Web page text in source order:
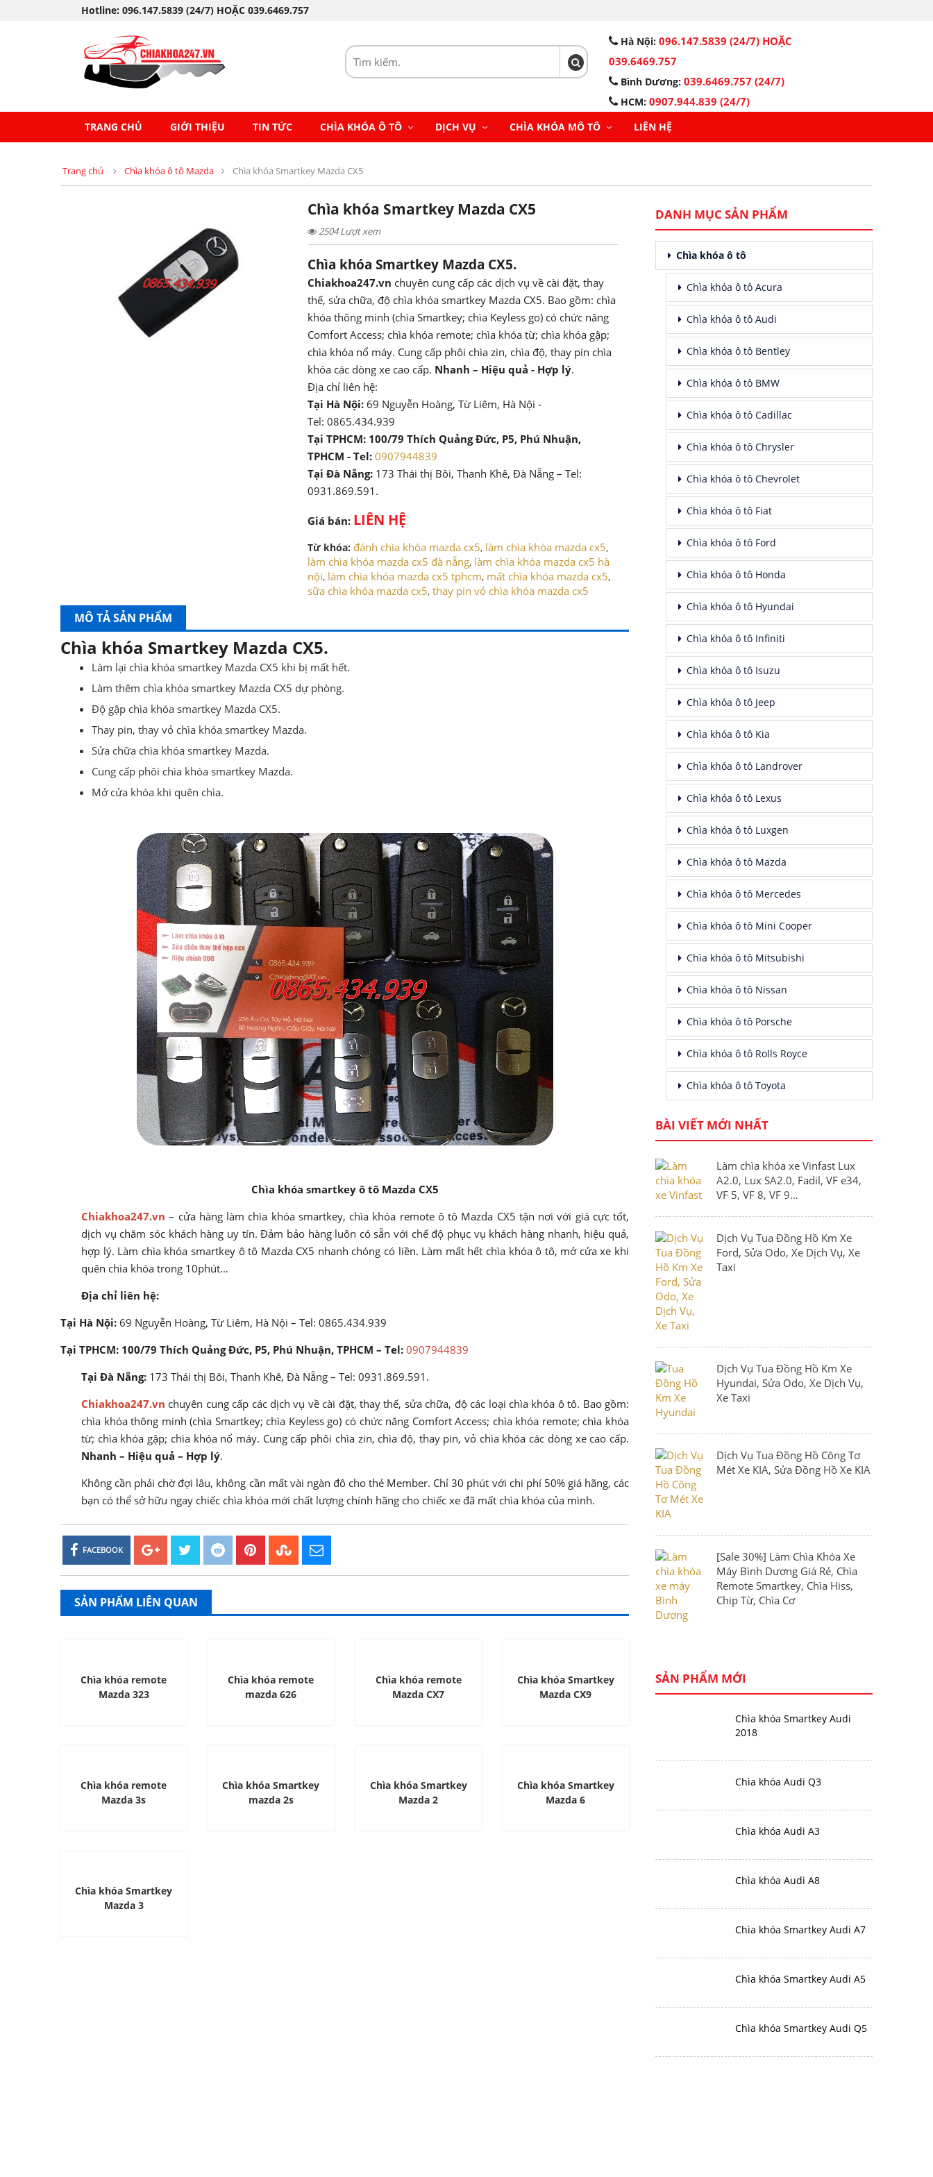
Hotline: 096.147.5839 (24/7) HOẶC 039.6469.757
Hà Nội: 096.147.5839 (24/7) HOẶC
039.6469.757
Bình Dương: 039.6469.757 (24/7)
HCM: 0907.944.839 (24/7)
TRANG CHỦ GIỚI THIỆU TIN TỨC CHÌA KHÓA Ô TÔ DỊCH VỤ CHÌA KHÓA MÔ TÔ LIÊN HỆ
Trang chủ Chìa khóa ô tô Mazda Chìa khóa Smartkey Mazda CX5
Chìa khóa Smartkey Mazda CX5
2504 Lượt xem
Chìa khóa Smartkey Mazda CX5.
Chiakhoa247.vn chuyên cung cấp các dịch vụ về cài đặt, thay
thế, sửa chữa, độ chìa khóa smartkey Mazda CX5. Bao gồm: chìa
khóa thông minh (chìa Smartkey; chìa Keyless go) có chức năng
Comfort Access; chìa khóa remote; chìa khóa từ; chìa khóa gập;
chìa khóa nổ máy. Cung cấp phôi chìa zin, chìa độ, thay pin chìa
khóa các dòng xe cao cấp. Nhanh – Hiệu quả - Hợp lý.
Địa chỉ liên hệ:
Tại Hà Nội: 69 Nguyễn Hoàng, Từ Liêm, Hà Nội -
Tel: 0865.434.939
Tại TPHCM: 100/79 Thích Quảng Đức, P5, Phú Nhuận,
TPHCM - Tel:0907944839
Tại Đà Nẵng: 173 Thái thị Bôi, Thanh Khê, Đà Nẵng – Tel:
0931.869.591.
Giá bán: LIÊN HỆ
Từ khóa: đánh chìa khóa mazda cx5, làm chìa khóa mazda cx5,
làm chìa khóa mazda cx5 đà nẵng, làm chìa khóa mazda cx5 hà
nội, làm chìa khóa mazda cx5 tphcm, mất chìa khóa mazda cx5,
sữa chìa khóa mazda cx5,thay pin vỏ chìa khóa mazda cx5
MÔ TẢ SẢN PHẨM
Chìa khóa Smartkey Mazda CX5.
Làm lại chìa khóa smartkey Mazda CX5 khi bị mất hết.
Làm thêm chìa khóa smartkey Mazda CX5 dự phòng.
Độ gập chìa khóa smartkey Mazda CX5.
Thay pin, thay vỏ chìa khóa smartkey Mazda.
Sửa chữa chìa khóa smartkey Mazda.
Cung cấp phôi chìa khóa smartkey Mazda.
Mở cửa khóa khi quên chìa.
Chìa khóa smartkey ô tô Mazda CX5
Chiakhoa247.vn – cửa hàng làm chìa khóa smartkey, chìa khóa remote ô tô Mazda CX5 tận nơi với giá cực tốt,
dịch vụ chăm sóc khách hàng uy tín. Đảm bảo hàng luôn có sẵn với chế độ phục vụ khách hàng nhanh, hiệu quả,
hợp lý. Làm chìa khóa smartkey ô tô Mazda CX5 nhanh chóng có liền. Làm mất hết chìa khóa ô tô, mở cửa xe khi
quên chìa khóa trong 10phút…
Địa chỉ liên hệ:
Tại Hà Nội: 69 Nguyễn Hoàng, Từ Liêm, Hà Nội – Tel: 0865.434.939
Tại TPHCM: 100/79 Thích Quảng Đức, P5, Phú Nhuận, TPHCM – Tel: 0907944839
Tại Đà Nẵng: 173 Thái thị Bôi, Thanh Khê, Đà Nẵng – Tel: 0931.869.591.
Chiakhoa247.vn chuyên cung cấp các dịch vụ về cài đặt, thay thế, sửa chữa, độ các loại chìa khóa ô tô. Bao gồm:
chìa khóa thông minh (chìa Smartkey; chìa Keyless go) có chức năng Comfort Access; chìa khóa remote; chìa khóa
từ; chìa khóa gập; chìa khóa nổ máy. Cung cấp phôi chìa zin, chìa độ, thay pin, vỏ chìa khóa các dòng xe cao cấp.
Nhanh – Hiệu quả – Hợp lý.
Không cần phải chờ đợi lâu, không cần mất vài ngàn đô cho thẻ Member. Chỉ 30 phút với chi phí 50% giá hãng, các
bạn có thể sở hữu ngay chiếc chìa khóa mới chất lượng chính hãng cho chiếc xe đã mất chìa khóa của mình.
FACEBOOK
SẢN PHẨM LIÊN QUAN
Chìa khóa remote
Mazda 323
Chìa khóa remote
mazda 626
Chìa khóa remote
Mazda CX7
Chìa khóa Smartkey
Mazda CX9
Chìa khóa remote
Mazda 3s
Chìa khóa Smartkey
mazda 2s
Chìa khóa Smartkey
Mazda 2
Chìa khóa Smartkey
Mazda 6
Chìa khóa Smartkey
Mazda 3
DANH MỤC SẢN PHẨM
Chìa khóa ô tô
Chìa khóa ô tô Acura
Chìa khóa ô tô Audi
Chìa khóa ô tô Bentley
Chìa khóa ô tô BMW
Chìa khóa ô tô Cadillac
Chìa khóa ô tô Chrysler
Chìa khóa ô tô Chevrolet
Chìa khóa ô tô Fiat
Chìa khóa ô tô Ford
Chìa khóa ô tô Honda
Chìa khóa ô tô Hyundai
Chìa khóa ô tô Infiniti
Chìa khóa ô tô Isuzu
Chìa khóa ô tô Jeep
Chìa khóa ô tô Kia
Chìa khóa ô tô Landrover
Chìa khóa ô tô Lexus
Chìa khóa ô tô Luxgen
Chìa khóa ô tô Mazda
Chìa khóa ô tô Mercedes
Chìa khóa ô tô Mini Cooper
Chìa khóa ô tô Mitsubishi
Chìa khóa ô tô Nissan
Chìa khóa ô tô Porsche
Chìa khóa ô tô Rolls Royce
Chìa khóa ô tô Toyota
BÀI VIẾT MỚI NHẤT
Làm chìa khóa xe Vinfast Lux
A2.0, Lux SA2.0, Fadil, VF e34,
VF 5, VF 8, VF 9…
Dịch Vụ Tua Đồng Hồ Km Xe
Ford, Sửa Odo, Xe Dịch Vụ, Xe
Taxi
Dịch Vụ Tua Đồng Hồ Km Xe
Hyundai, Sửa Odo, Xe Dịch Vụ,
Xe Taxi
Dịch Vụ Tua Đồng Hồ Công Tơ
Mét Xe KIA, Sửa Đồng Hồ Xe KIA
[Sale 30%] Làm Chìa Khóa Xe
Máy Bình Dương Giá Rẻ, Chìa
Remote Smartkey, Chìa Hiss,
Chip Từ, Chìa Cơ
SẢN PHẨM MỚI
Chìa khóa Smartkey Audi
2018
Chìa khóa Audi Q3
Chìa khóa Audi A3
Chìa khóa Audi A8
Chìa khóa Smartkey Audi A7
Chìa khóa Smartkey Audi A5
Chìa khóa Smartkey Audi Q5